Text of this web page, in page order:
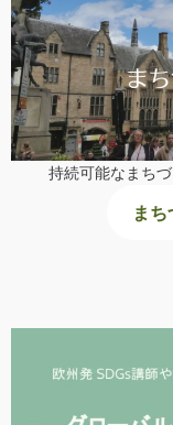
持続可能なまち
ま